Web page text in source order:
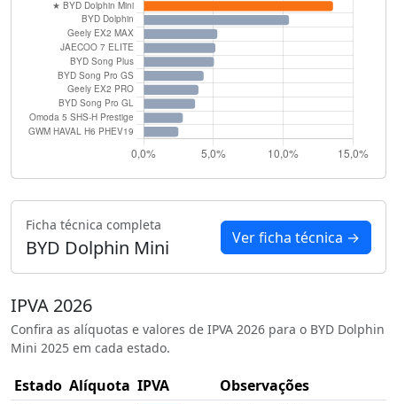
Ficha técnica completa
BYD Dolphin Mini Ver ficha técnica →
IPVA 2026
Confira as alíquotas e valores de IPVA 2026 para o BYD Dolphin
Mini 2025 em cada estado.
Estado Alíquota IPVA
Observações